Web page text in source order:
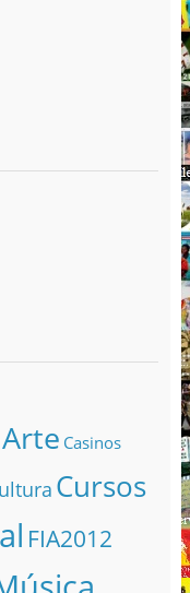
Arte Casinos
Cursos
FIA2012